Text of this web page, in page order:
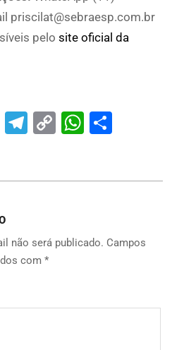
priscilat@sebraesp.com.br
pelo site oficial da
LinkedIn
Telegram
Copy
não será publicado. Campos
com *